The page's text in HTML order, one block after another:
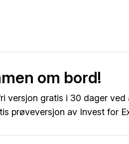
om bord!
versjon gratis i 30 dager ved
prøveversjon av Invest for